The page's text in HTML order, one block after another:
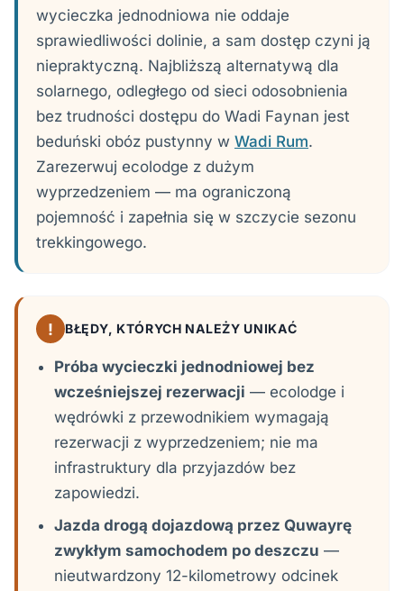
wycieczka jednodniowa nie oddaje
sprawiedliwości dolinie, a sam dostęp czyni ją
niepraktyczną. Najbliższą alternatywą dla
solarnego, odległego od sieci odosobnienia
bez trudności dostępu do Wadi Faynan jest
beduński obóz pustynny w Wadi Rum.
Zarezerwuj ecolodge z dużym
wyprzedzeniem — ma ograniczoną
pojemność i zapełnia się w szczycie sezonu
trekkingowego.
! BŁĘDY, KTÓRYCH NALEŻY UNIKAĆ
Próba wycieczki jednodniowej bez
wcześniejszej rezerwacji — ecolodge i
wędrówki z przewodnikiem wymagają
rezerwacji z wyprzedzeniem; nie ma
infrastruktury dla przyjazdów bez
zapowiedzi.
Jazda drogą dojazdową przez Quwayrę
zwykłym samochodem po deszczu —
nieutwardzony 12-kilometrowy odcinek